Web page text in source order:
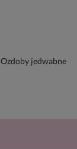
Ozdoby jedwabne